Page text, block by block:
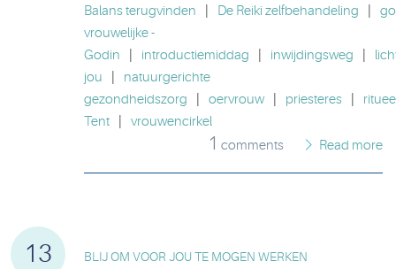
Balans terugvinden De Reiki zelfbehandeling
vrouwelijke -
Godin
introductiemiddag inwijdingsweg
jou
natuurgerichte
gezondheidszorg
oervrouw priesteres
Tent
vrouwencirkel
1 comments Read more
13 BLIJ OM VOOR JOU TE MOGEN WERKEN